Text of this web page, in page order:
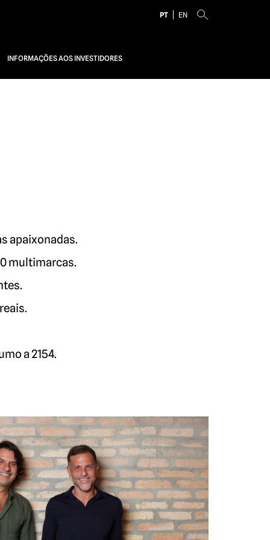
PT EN
INFORMAÇÕES AOS INVESTIDORES
apaixonadas.
multimarcas.
a 2154.